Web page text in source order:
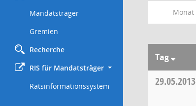
Mandatsträger
Gremien
Recherche
RIS für Mandatsträger
Ratsinformationssystem
Monat
Tag
29.05.2013